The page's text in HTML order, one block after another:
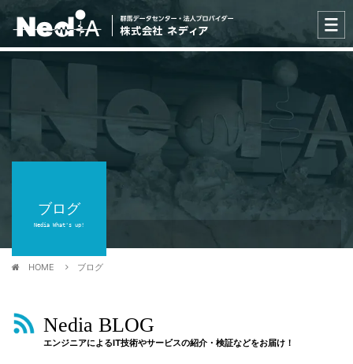
ブログ
Nedia What's up!
HOME ブログ
Nedia BLOG
エンジニアによるIT技術やサービスの紹介・検証などをお届け！